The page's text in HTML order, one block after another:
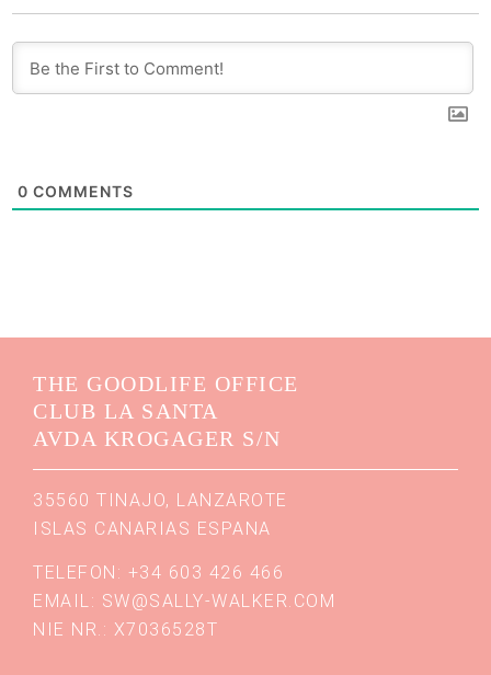
0 COMMENTS
THE GOODLIFE OFFICE
CLUB LA SANTA
AVDA KROGAGER S/N
35560 TINAJO, LANZAROTE
ISLAS CANARIAS ESPANA
TELEFON: +34 603 426 466
EMAIL: SW@SALLY-WALKER.COM
NIE NR.: X7036528T